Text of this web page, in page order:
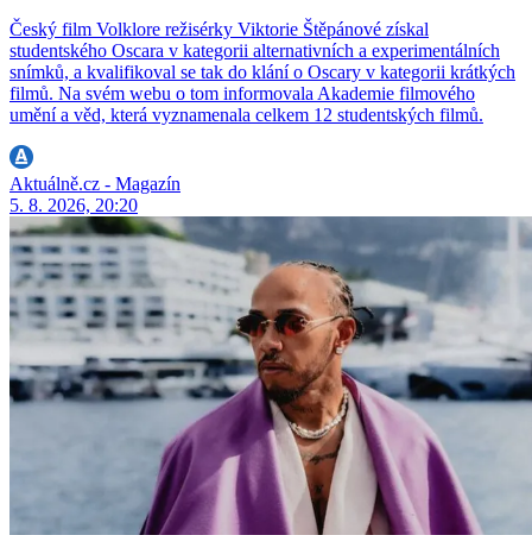
Český film Volklore režisérky Viktorie Štěpánové získal
studentského Oscara v kategorii alternativních a experimentálních
snímků, a kvalifikoval se tak do klání o Oscary v kategorii krátkých
filmů. Na svém webu o tom informovala Akademie filmového
umění a věd, která vyznamenala celkem 12 studentských filmů.
Aktuálně.cz - Magazín
5. 8. 2026, 20:20